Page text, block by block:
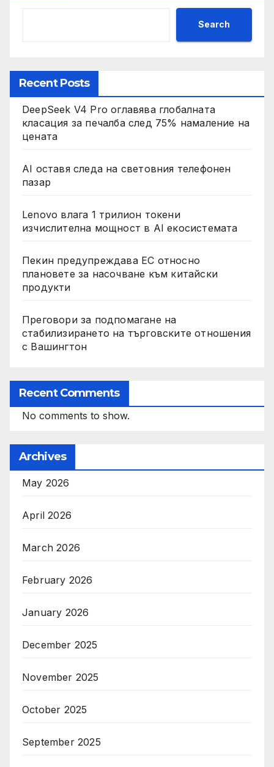
Search
Recent Posts
DeepSeek V4 Pro оглавява глобалната
класация за печалба след 75% намаление на
цената
AI оставя следа на световния телефонен
пазар
Lenovo влага 1 трилион токени
изчислителна мощност в AI екосистемата
Пекин предупреждава ЕС относно
плановете за насочване към китайски
продукти
Преговори за подпомагане на
стабилизирането на търговските отношения
с Вашингтон
Recent Comments
No comments to show.
Archives
May 2026
April 2026
March 2026
February 2026
January 2026
December 2025
November 2025
October 2025
September 2025